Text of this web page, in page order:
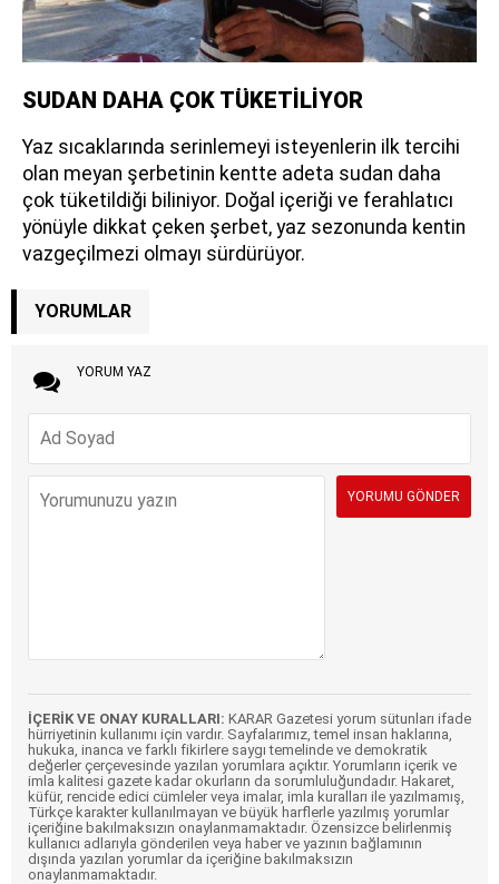
SUDAN DAHA ÇOK TÜKETİLİYOR
Yaz sıcaklarında serinlemeyi isteyenlerin ilk tercihi
olan meyan şerbetinin kentte adeta sudan daha
çok tüketildiği biliniyor. Doğal içeriği ve ferahlatıcı
yönüyle dikkat çeken şerbet, yaz sezonunda kentin
vazgeçilmezi olmayı sürdürüyor.
YORUMLAR
YORUM YAZ
İÇERİK VE ONAY KURALLARI: KARAR Gazetesi yorum sütunları ifade
hürriyetinin kullanımı için vardır. Sayfalarımız, temel insan haklarına,
hukuka, inanca ve farklı fikirlere saygı temelinde ve demokratik
değerler çerçevesinde yazılan yorumlara açıktır. Yorumların içerik ve
imla kalitesi gazete kadar okurların da sorumluluğundadır. Hakaret,
küfür, rencide edici cümleler veya imalar, imla kuralları ile yazılmamış,
Türkçe karakter kullanılmayan ve büyük harflerle yazılmış yorumlar
içeriğine bakılmaksızın onaylanmamaktadır. Özensizce belirlenmiş
kullanıcı adlarıyla gönderilen veya haber ve yazının bağlamının
dışında yazılan yorumlar da içeriğine bakılmaksızın
onaylanmamaktadır.